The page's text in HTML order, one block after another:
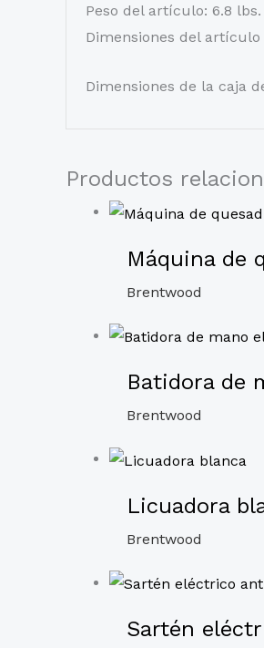
Peso del artículo: 6.8 lbs.
Dimensiones del artículo
Dimensiones de la caja
Productos
Máquina de
Brentwood
Batidora de
Brentwood
Licuadora
Brentwood
Sartén